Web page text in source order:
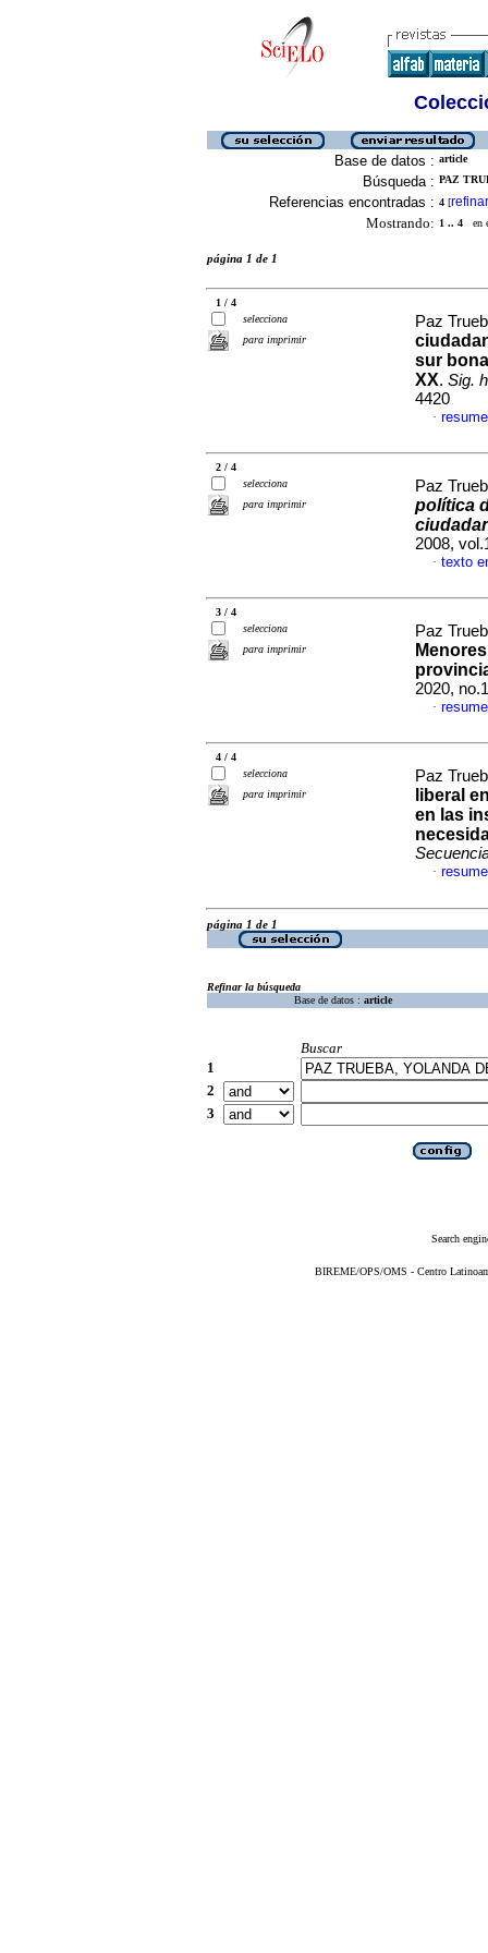
Base de datos : article
Búsqueda : PAZ
Referencias encontradas : 4 [refinar
Mostrando: 1 .. 4 en
página 1 de 1
1 / 4
selecciona
para imprimir
Paz
sur
XX. Sig.
4420
·
2 / 4
selecciona
para imprimir
Paz
política
2008,
· texto
3 / 4
selecciona
para imprimir
Paz
2020,
·
4 / 4
selecciona
para imprimir
Paz
liberal
en las
·
página 1 de 1
Refinar la búsqueda
Base de datos : article
Buscar
1
2
3
Search
BIREME/OPS/OMS - Centro